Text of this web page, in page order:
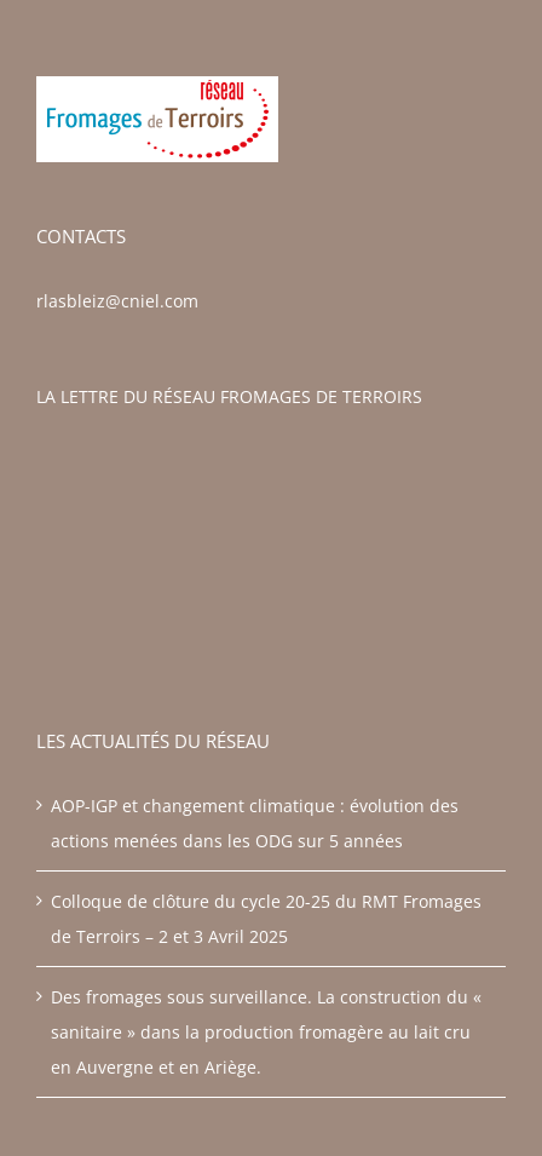
CONTACTS
rlasbleiz@cniel.com
LA LETTRE DU RÉSEAU FROMAGES DE TERROIRS
LES ACTUALITÉS DU RÉSEAU
AOP-IGP et changement climatique : évolution des
actions menées dans les ODG sur 5 années
Colloque de clôture du cycle 20-25 du RMT Fromages
de Terroirs – 2 et 3 Avril 2025
Des fromages sous surveillance. La construction du «
sanitaire » dans la production fromagère au lait cru
en Auvergne et en Ariège.